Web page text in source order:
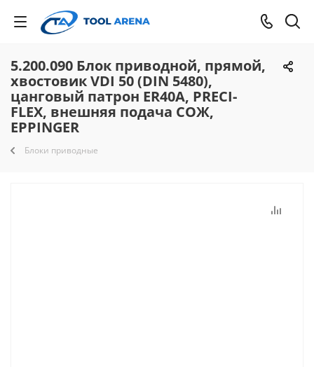
5.200.090 Блок приводной, прямой,
хвостовик VDI 50 (DIN 5480),
цанговый патрон ER40A, PRECI-
FLEX, внешняя подача СОЖ,
EPPINGER
Блоки приводные